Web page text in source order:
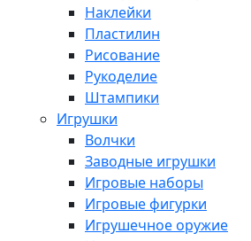
Наклейки
Пластилин
Рисование
Рукоделие
Штампики
Игрушки
Волчки
Заводные игрушки
Игровые наборы
Игровые фигурки
Игрушечное оружие